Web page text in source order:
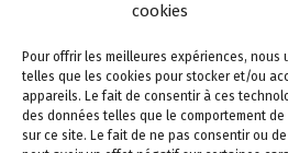
Accès rapide
Catalogue des démarches
Suivre ma démarche
Mon compte
Nous contacter
cookies
Pour offrir les meilleures expériences,
telles que les cookies pour stocker et/ou
appareils. Le fait de consentir à ces
des données telles que le comportement
sur ce site. Le fait de ne pas consentir ou